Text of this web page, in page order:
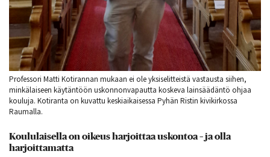
Professori Matti Kotirannan mukaan ei ole yksiselitteistä vastausta siihen,
minkälaiseen käytäntöön uskonnonvapautta koskeva lainsäädäntö ohjaa
kouluja. Kotiranta on kuvattu keskiaikaisessa Pyhän Ristin kivikirkossa
Raumalla.
Koululaisella on oikeus harjoittaa uskontoa – ja olla
harjoittamatta